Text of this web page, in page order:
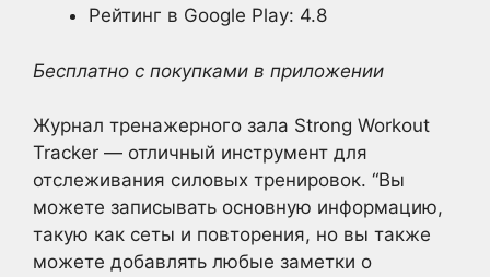
Рейтинг в Google Play: 4.8
Бесплатно с покупками в приложении
Журнал тренажерного зала Strong Workout
Tracker — отличный инструмент для
отслеживания силовых тренировок. “Вы
можете записывать основную информацию,
такую как сеты и повторения, но вы также
можете добавлять любые заметки о